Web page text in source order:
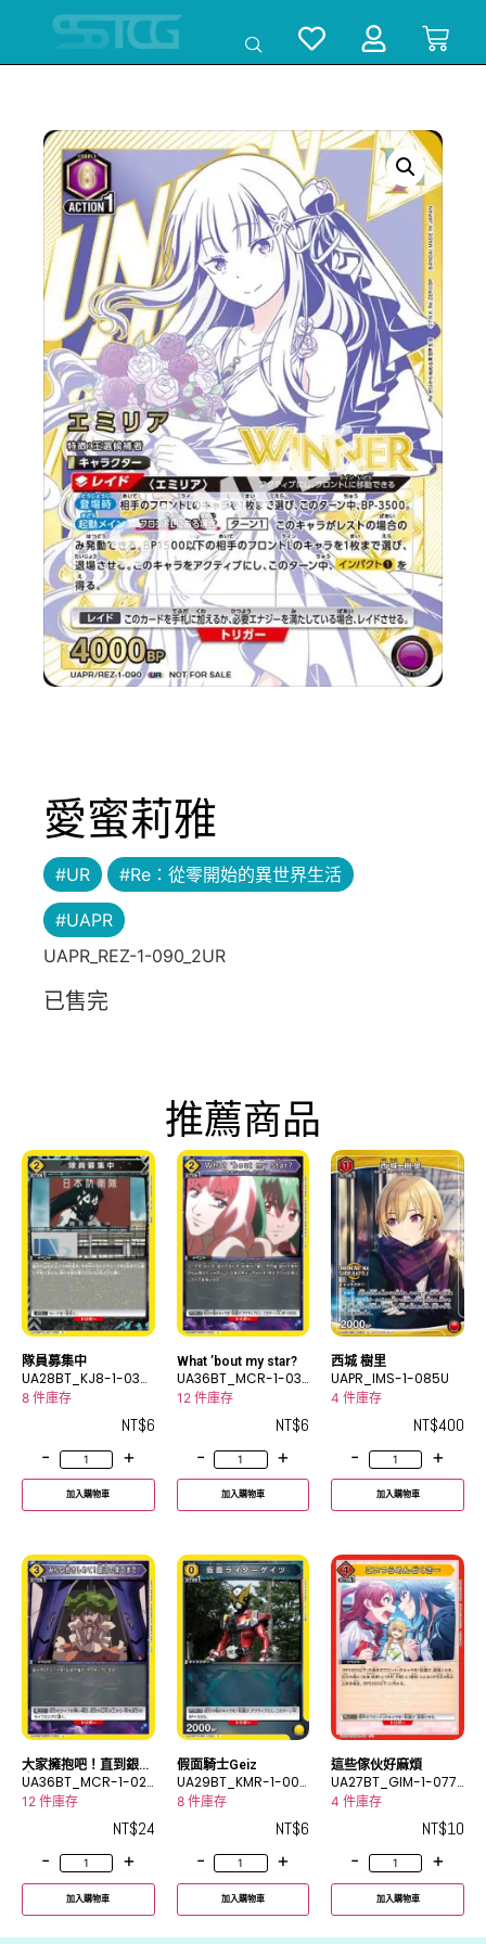
愛蜜莉雅
#UR #Re：從零開始的異世界生活
#UAPR
UAPR_REZ-1-090_2UR
已售完
推薦商品
隊員募集中
UA28BT_KJ8-1-039
C
8 件庫存
NT$6
-
+
加入購物車
What ’bout my star?
UA36BT_MCR-1-033
C
12 件庫存
NT$6
-
+
加入購物車
西城 樹里
UAPR_IMS-1-085U
4 件庫存
NT$400
-
+
加入購物車
大家擁抱吧！直到銀河
盡頭！
UA36BT_MCR-1-02
5U
12 件庫存
NT$24
-
+
加入購物車
假面騎士Geiz
UA29BT_KMR-1-006
C
8 件庫存
NT$6
-
+
加入購物車
這些傢伙好麻煩
UA27BT_GIM-1-077
U
4 件庫存
NT$10
-
+
加入購物車